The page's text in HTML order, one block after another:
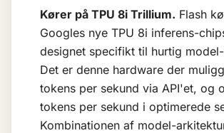
Kører på TPU 8i Trillium. Flash
Googles nye TPU 8i inferens-
designet specifikt til hurtig
Det er denne hardware der
tokens per sekund via API'et, og
tokens per sekund i optimerede
Kombinationen af model-